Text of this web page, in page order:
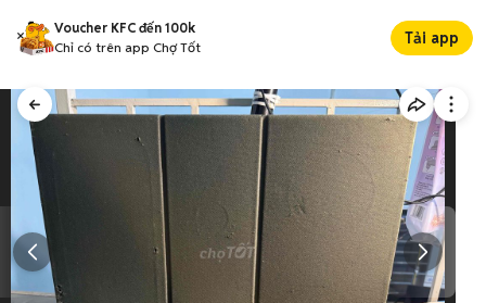
Voucher KFC đến 100k
Chỉ có trên app Chợ Tốt
Tải app